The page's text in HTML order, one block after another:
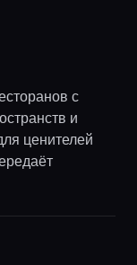
с
и
ценителей